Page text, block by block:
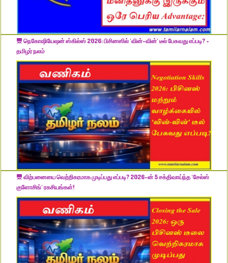
நெகோஷியேஷன் ஸ்கில்ஸ் 2026: பிசினஸில் 'வின்-வின்' டீல் பேசுவது எப்படி? -
தமிழர் நலம்
விற்பனையை வெற்றிகரமாக முடிப்பது எப்படி? 2026-ன் 5 சக்திவாய்ந்த 'சேல்ஸ்
குளோசிங்' ரகசியங்கள்!